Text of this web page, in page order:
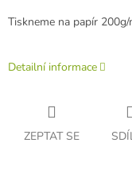
Tiskneme na papír
Detailní informace
ZEPTAT SE